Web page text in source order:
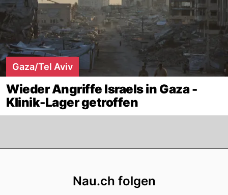
Gaza/Tel Aviv
Wieder Angriffe Israels in Gaza -
Klinik-Lager getroffen
Nau.ch folgen